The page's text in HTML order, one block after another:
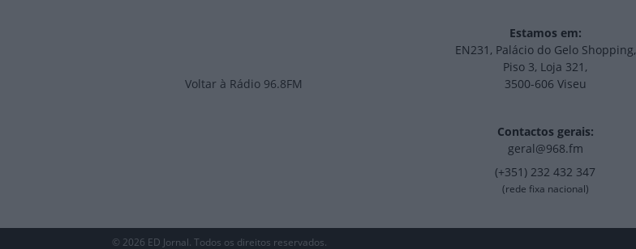
Voltar à Rádio 96.8FM
Estamos em:
EN231, Palácio do Gelo Shopping,
Piso 3, Loja 321,
3500-606 Viseu
Contactos gerais:
geral@968.fm
(+351) 232 432 347
(rede fixa nacional)
© 2026 ED Jornal. Todos os direitos reservados.